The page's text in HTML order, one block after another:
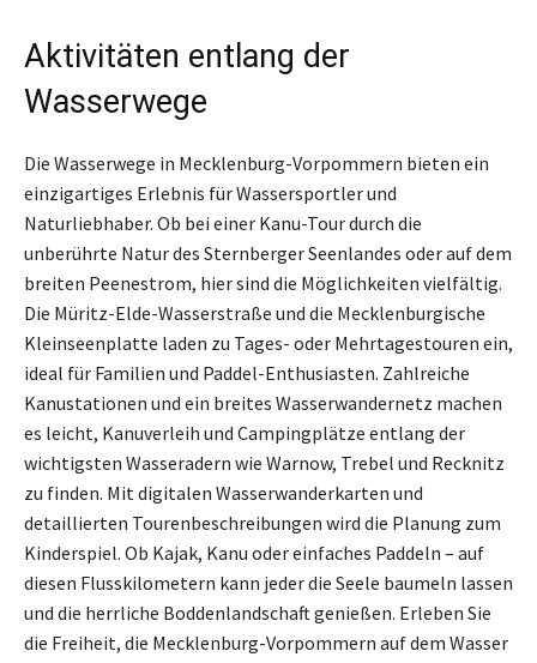
Aktivitäten entlang der
Wasserwege
Die Wasserwege in Mecklenburg-Vorpommern bieten ein
einzigartiges Erlebnis für Wassersportler und
Naturliebhaber. Ob bei einer Kanu-Tour durch die
unberührte Natur des Sternberger Seenlandes oder auf dem
breiten Peenestrom, hier sind die Möglichkeiten vielfältig.
Die Müritz-Elde-Wasserstraße und die Mecklenburgische
Kleinseenplatte laden zu Tages- oder Mehrtagestouren ein,
ideal für Familien und Paddel-Enthusiasten. Zahlreiche
Kanustationen und ein breites Wasserwandernetz machen
es leicht, Kanuverleih und Campingplätze entlang der
wichtigsten Wasseradern wie Warnow, Trebel und Recknitz
zu finden. Mit digitalen Wasserwanderkarten und
detaillierten Tourenbeschreibungen wird die Planung zum
Kinderspiel. Ob Kajak, Kanu oder einfaches Paddeln – auf
diesen Flusskilometern kann jeder die Seele baumeln lassen
und die herrliche Boddenlandschaft genießen. Erleben Sie
die Freiheit, die Mecklenburg-Vorpommern auf dem Wasser